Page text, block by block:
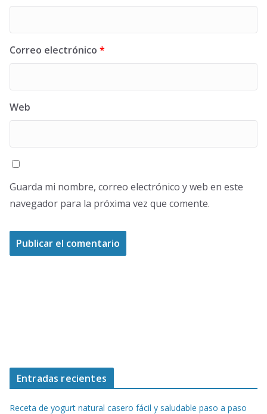
Correo electrónico *
Web
Guarda mi nombre, correo electrónico y web en este
navegador para la próxima vez que comente.
Entradas recientes
Receta de yogurt natural casero fácil y saludable paso a paso